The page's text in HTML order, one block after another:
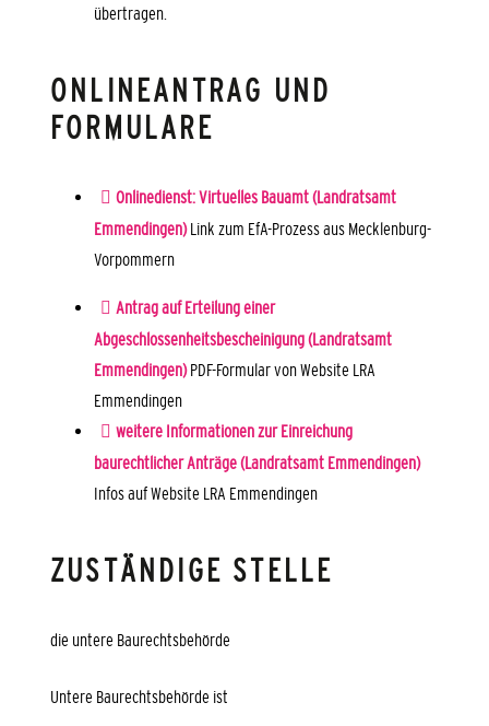
übertragen.
ONLINEANTRAG UND
FORMULARE
Onlinedienst: Virtuelles Bauamt (Landratsamt
Emmendingen) Link zum EfA-Prozess aus Mecklenburg-
Vorpommern
Antrag auf Erteilung einer
Abgeschlossenheitsbescheinigung (Landratsamt
Emmendingen) PDF-Formular von Website LRA
Emmendingen
weitere Informationen zur Einreichung
baurechtlicher Anträge (Landratsamt Emmendingen)
Infos auf Website LRA Emmendingen
ZUSTÄNDIGE STELLE
die untere Baurechtsbehörde
Untere Baurechtsbehörde ist